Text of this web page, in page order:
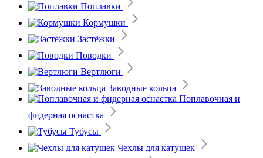
Поплавки
Кормушки
Застёжки
Поводки
Вертлюги
Заводные кольца
Поплавочная и
фидерная оснастка
Тубусы
Чехлы для катушек